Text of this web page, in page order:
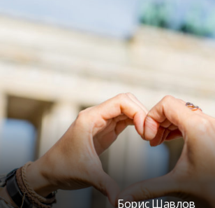
Борис Шавлов